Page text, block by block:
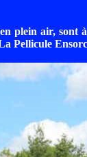
plein air,
Pellicule